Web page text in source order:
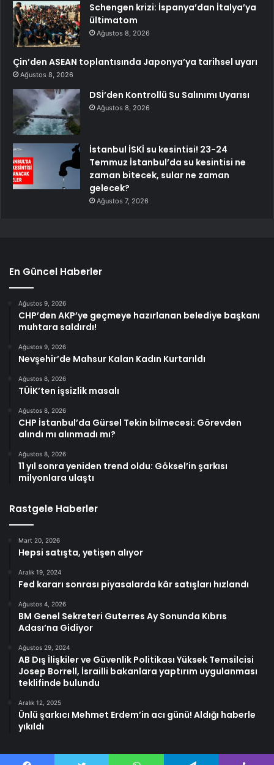
Schengen krizi: İspanya’dan İtalya’ya
ültimatom
Ağustos 8, 2026
Çin’den ASEAN toplantısında Japonya’ya tarihsel uyarı
Ağustos 8, 2026
DSİ’den Kontrollü Su Salınımı Uyarısı
Ağustos 8, 2026
İstanbul İSKİ su kesintisi! 23-24
Temmuz İstanbul’da su kesintisi ne
zaman bitecek, sular ne zaman
gelecek?
Ağustos 7, 2026
En Güncel Haberler
Ağustos 9, 2026
CHP’den AKP’ye geçmeye hazırlanan belediye başkanı
muhtara saldırdı!
Ağustos 9, 2026
Nevşehir’de Mahsur Kalan Kadın Kurtarıldı
Ağustos 8, 2026
TÜİK’ten işsizlik masalı
Ağustos 8, 2026
CHP İstanbul’da Gürsel Tekin bilmecesi: Görevden
alındı mı alınmadı mı?
Ağustos 8, 2026
11 yıl sonra yeniden trend oldu: Göksel’in şarkısı
milyonlara ulaştı
Rastgele Haberler
Mart 20, 2026
Hepsi satışta, yetişen alıyor
Aralık 19, 2024
Fed kararı sonrası piyasalarda kâr satışları hızlandı
Ağustos 4, 2026
BM Genel Sekreteri Guterres Ay Sonunda Kıbrıs
Adası’na Gidiyor
Ağustos 29, 2024
AB Dış İlişkiler ve Güvenlik Politikası Yüksek Temsilcisi
Josep Borrell, İsrailli bakanlara yaptırım uygulanması
teklifinde bulundu
Aralık 12, 2025
Ünlü şarkıcı Mehmet Erdem’in acı günü! Aldığı haberle
yıkıldı